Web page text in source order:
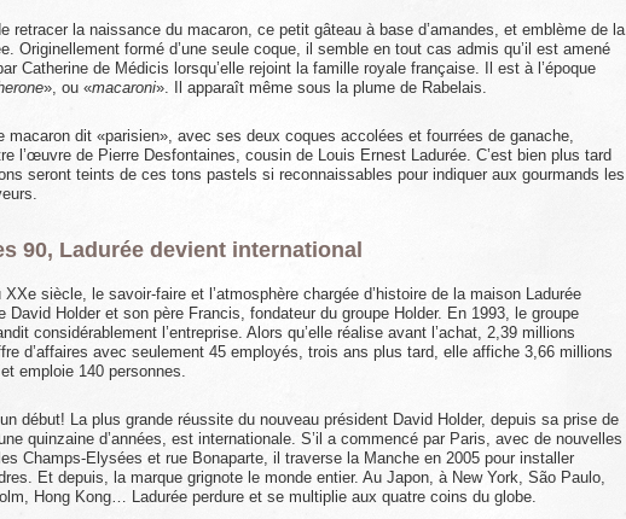
retracer la naissance du macaron, ce petit gâteau à base d’amandes, et emblème de la
Originellement formé d’une seule coque, il semble en tout cas admis qu’il est amené
Catherine de Médicis lorsqu’elle rejoint la famille royale française. Il est à l’époque
», ou «macaroni». Il apparaît même sous la plume de Rabelais.
macaron dit «parisien», avec ses deux coques accolées et fourrées de ganache,
l’œuvre de Pierre Desfontaines, cousin de Louis Ernest Ladurée. C’est bien plus tard
seront teints de ces tons pastels si reconnaissables pour indiquer aux gourmands les
90, Ladurée devient international
XXe siècle, le savoir-faire et l’atmosphère chargée d’histoire de la maison Ladurée
David Holder et son père Francis, fondateur du groupe Holder. En 1993, le groupe
considérablement l’entreprise. Alors qu’elle réalise avant l’achat, 2,39 millions
d’affaires avec seulement 45 employés, trois ans plus tard, elle affiche 3,66 millions
emploie 140 personnes.
début! La plus grande réussite du nouveau président David Holder, depuis sa prise de
quinzaine d’années, est internationale. S’il a commencé par Paris, avec de nouvelles
Champs-Elysées et rue Bonaparte, il traverse la Manche en 2005 pour installer
Et depuis, la marque grignote le monde entier. Au Japon, à New York, São Paulo,
Hong Kong… Ladurée perdure et se multiplie aux quatre coins du globe.